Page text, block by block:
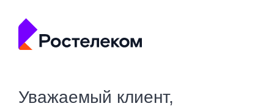
Уважаемый клиент,